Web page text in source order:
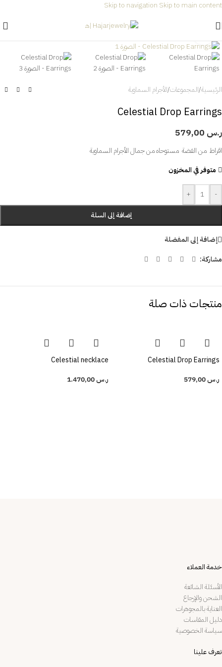
Skip to navigation Skip to main content
الرئيسية/المجموعات/الأجرام السماوية
Celestial Drop Earrings
ر.س
اقراط منالفضة مستوحاه من جمال الأجرام السماوية
متوفر في المخزون
-
+
إضافة إلى السلة
إضافة إلى المفضلة
مشاركة:
منتجات ذات صلة
Celestial Drop Earrings
ر.س
Celestial necklace
ر.س
خدمة العملاء
الأسئلة الشائعة
الشحن والإرجاع
العناية بالمجوهرات
دليل المقاسات
سياسة الخصوصية
تعرف علينا